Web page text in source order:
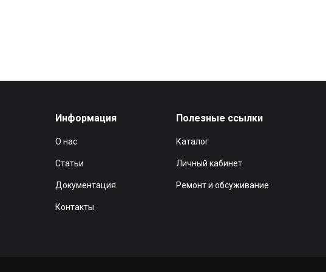
Информация
О нас
Статьи
Документация
Контакты
Полезные ссылки
Каталог
Личный кабинет
Ремонт и обсуживание